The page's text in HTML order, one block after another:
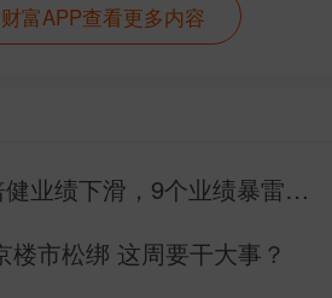
富APP查看更多内容
业绩下滑，9个业绩暴雷，
楼市松绑 这周要干大事？